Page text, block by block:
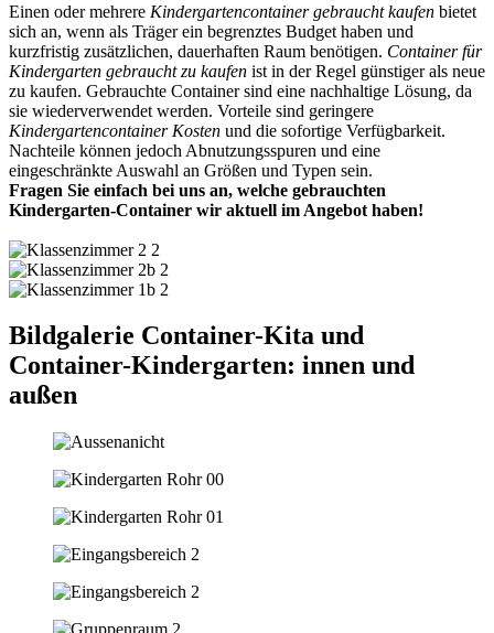
Einen oder mehrere Kindergartencontainer gebraucht kaufen bietet
sich an, wenn als Träger ein begrenztes Budget haben und
kurzfristig zusätzlichen, dauerhaften Raum benötigen. Container für
Kindergarten gebraucht zu kaufen ist in der Regel günstiger als neue
zu kaufen. Gebrauchte Container sind eine nachhaltige Lösung, da
sie wiederverwendet werden. Vorteile sind geringere
Kindergartencontainer Kosten und die sofortige Verfügbarkeit.
Nachteile können jedoch Abnutzungsspuren und eine
eingeschränkte Auswahl an Größen und Typen sein.
Fragen Sie einfach bei uns an, welche gebrauchten
Kindergarten-Container wir aktuell im Angebot haben!
Bildgalerie Container-Kita und
Container-Kindergarten: innen und
außen